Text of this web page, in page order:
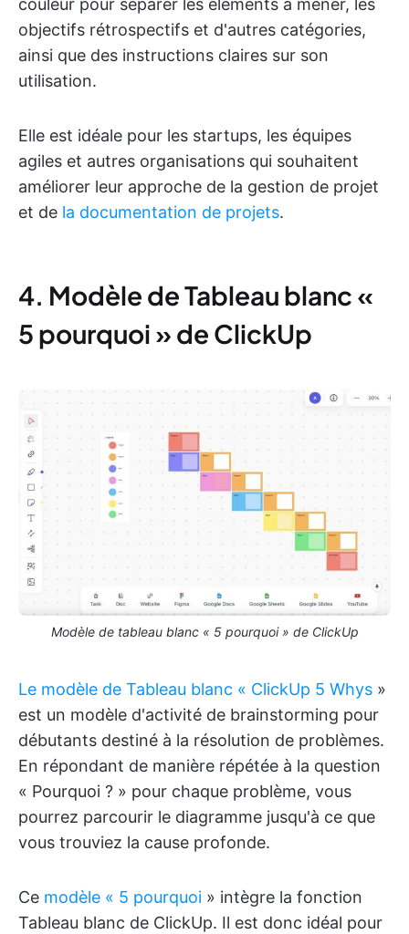
couleur pour séparer les éléments à mener, les
objectifs rétrospectifs et d'autres catégories,
ainsi que des instructions claires sur son
utilisation.
Elle est idéale pour les startups, les équipes
agiles et autres organisations qui souhaitent
améliorer leur approche de la gestion de projet
et de la documentation de projets.
4. Modèle de Tableau blanc «
5 pourquoi » de ClickUp
Modèle de tableau blanc « 5 pourquoi » de ClickUp
Le modèle de Tableau blanc « ClickUp 5 Whys »
est un modèle d'activité de brainstorming pour
débutants destiné à la résolution de problèmes.
En répondant de manière répétée à la question
« Pourquoi ? » pour chaque problème, vous
pourrez parcourir le diagramme jusqu'à ce que
vous trouviez la cause profonde.
Ce modèle « 5 pourquoi » intègre la fonction
Tableau blanc de ClickUp. Il est donc idéal pour